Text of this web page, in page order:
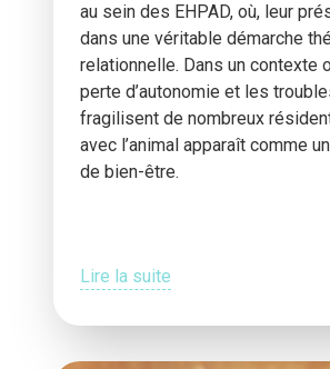
au sein des EHPAD, où, leur
dans une véritable démarche
relationnelle. Dans un contexte
perte d’autonomie et les
fragilisent de nombreux
avec l’animal apparaît comme
de bien-être.
Lire la suite